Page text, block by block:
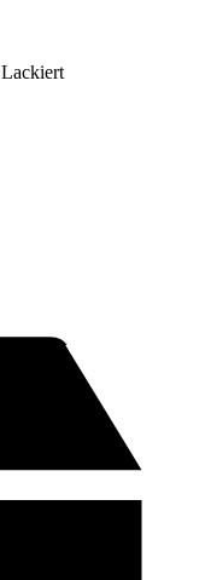
Lackiert